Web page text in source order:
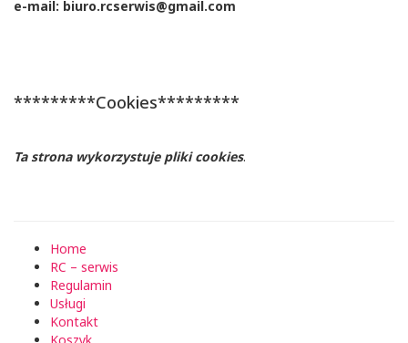
e-mail: biuro.rcserwis@gmail.com
*********Cookies*********
Ta strona wykorzystuje pliki cookies.
Home
RC – serwis
Regulamin
Usługi
Kontakt